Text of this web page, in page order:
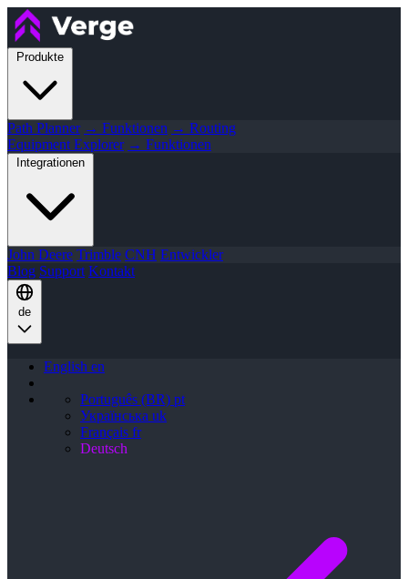
Produkte
Path Planner → Funktionen → Routing
Equipment Explorer → Funktionen
Integrationen
John Deere Trimble CNH Entwickler
Blog Support Kontakt
de
English en
Português (BR) pt
Українська uk
Français fr
Deutsch